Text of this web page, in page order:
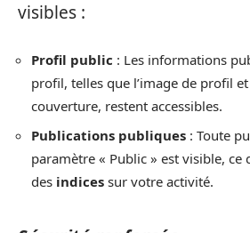
visibles :
Profil public : Les informations
profil, telles que l’image de profil
couverture, restent accessibles.
Publications publiques : Toute
paramètre « Public » est visible,
des indices sur votre activité.